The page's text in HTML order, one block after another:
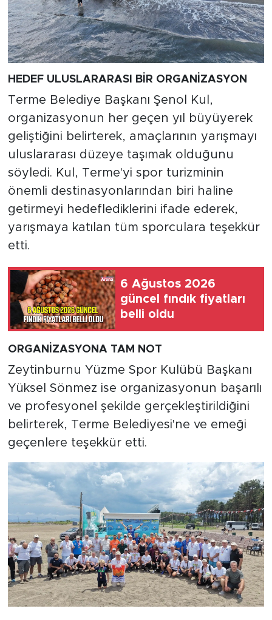
HEDEF ULUSLARARASI BİR ORGANİZASYON
Terme Belediye Başkanı Şenol Kul,
organizasyonun her geçen yıl büyüyerek
geliştiğini belirterek, amaçlarının yarışmayı
uluslararası düzeye taşımak olduğunu
söyledi. Kul, Terme'yi spor turizminin
önemli destinasyonlarından biri haline
getirmeyi hedeflediklerini ifade ederek,
yarışmaya katılan tüm sporculara teşekkür
etti.
6 Ağustos 2026
güncel fındık fiyatları
belli oldu
ORGANİZASYONA TAM NOT
Zeytinburnu Yüzme Spor Kulübü Başkanı
Yüksel Sönmez ise organizasyonun başarılı
ve profesyonel şekilde gerçekleştirildiğini
belirterek, Terme Belediyesi'ne ve emeği
geçenlere teşekkür etti.